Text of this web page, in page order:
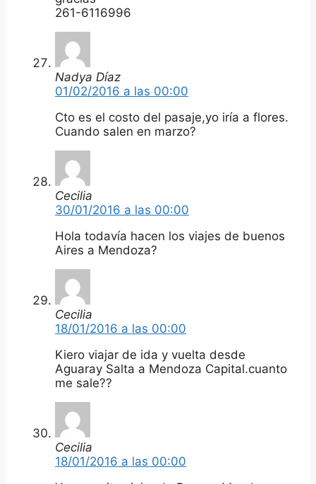
261-6116996
Nadya Díaz
01/02/2016 a las 00:00
Cto es el costo del pasaje,yo iría a flores.
Cuando salen en marzo?
Cecilia
30/01/2016 a las 00:00
Hola todavía hacen los viajes de buenos
Aires a Mendoza?
Cecilia
18/01/2016 a las 00:00
Kiero viajar de ida y vuelta desde
Aguaray Salta a Mendoza Capital.cuanto
me sale??
Cecilia
18/01/2016 a las 00:00